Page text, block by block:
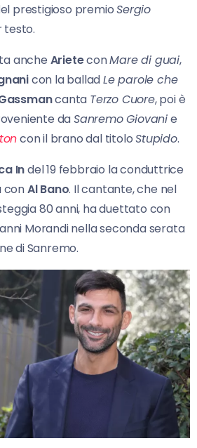
prestigioso premioSergio
testo.
anche ArieteconMare di guai,
con la balladLe parole che
canta Terzo Cuore, poi è
daSanremo Giovanie
con il brano dal titoloStupido.
Indel 19 febbraio la conduttrice
conAl Bano. Il cantante, che nel
80 anni, ha duettato con
Morandi nella seconda serata
di Sanremo.